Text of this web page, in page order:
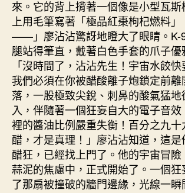
來。它的背上揹著一個像是小型瓦
上用毛筆寫著「極品紅棗枸杞燃料
——」廖沾沾驚訝地瞪大了眼睛。K-
腿站得筆直，戴著白色手套的爪子優
「沒時間了，沾沾先生！宇宙水餃快
我們必須在你被醋酸離子炮鎖定前
落，一股極致尖銳、刺鼻的酸氣猛地
入，伴隨著一個狂妄自大的電子音
裡的醬油比例嚴重失衡！百分之九十
醋，才是真理！」廖沾沾知道，這
醋狂，已經找上門了。他的宇宙冒
蒜泥的焦慮中，正式開始了。一個
了那扇被撞破的牆門邊緣，光線一